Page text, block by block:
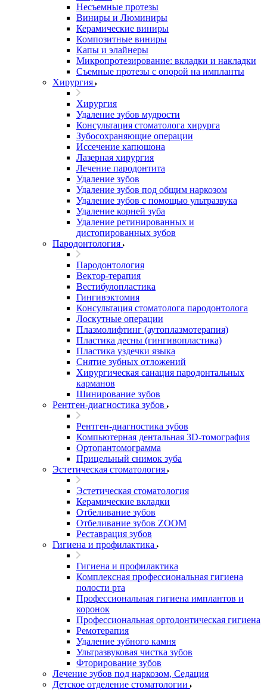
Несъемные протезы
Виниры и Люминиры
Керамические виниры
Композитные виниры
Капы и элайнеры
Микропротезирование: вкладки и накладки
Съемные протезы с опорой на импланты
Хирургия
Хирургия
Удаление зубов мудрости
Консультация стоматолога хирурга
Зубосохраняющие операции
Иссечение капюшона
Лазерная хирургия
Лечение пародонтита
Удаление зубов
Удаление зубов под общим наркозом
Удаление зубов с помощью ультразвука
Удаление корней зуба
Удаление ретинированных и
дистопированных зубов
Пародонтология
Пародонтология
Вектор-терапия
Вестибулопластика
Гингивэктомия
Консультация стоматолога пародонтолога
Лоскутные операции
Плазмолифтинг (аутоплазмотерапия)
Пластика десны (гингивопластика)
Пластика уздечки языка
Снятие зубных отложений
Хирургическая санация пародонтальных
карманов
Шинирование зубов
Рентген-диагностика зубов
Рентген-диагностика зубов
Компьютерная дентальная 3D-томография
Ортопантомограмма
Прицельный снимок зуба
Эстетическая стоматология
Эстетическая стоматология
Керамические вкладки
Отбеливание зубов
Отбеливание зубов ZOOM
Реставрация зубов
Гигиена и профилактика
Гигиена и профилактика
Комплексная профессиональная гигиена
полости рта
Профессиональная гигиена имплантов и
коронок
Профессиональная ортодонтическая гигиена
Ремотерапия
Удаление зубного камня
Ультразвуковая чистка зубов
Фторирование зубов
Лечение зубов под наркозом, Седация
Детское отделение стоматологии